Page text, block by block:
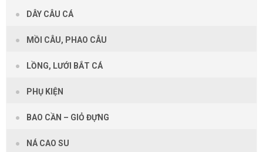
DÂY CÂU CÁ
MỒI CÂU, PHAO CÂU
LỒNG, LƯỚI BẮT CÁ
PHỤ KIỆN
BAO CẦN – GIỎ ĐỰNG
NÁ CAO SU